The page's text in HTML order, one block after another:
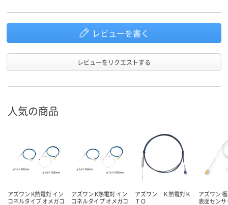
レビューを書く
レビューをリクエストする
人気の商品
アズワン K熱電対 イン
コネルタイプ オメガコ
アズワン K熱電対 イン
コネルタイプ オメガコ
アズワン Ｋ熱電対Ｋ
ＴＯ
アズワン
表面センサ